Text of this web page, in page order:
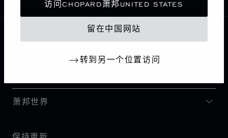
访问CHOPARD萧邦UNITED STATES
留在中国网站
转到另一个位置访问
本地化（更改国家/地区）
更改国家/地区
萧邦世界